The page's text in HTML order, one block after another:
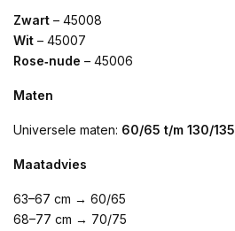
Zwart – 45008
Wit – 45007
Rose‑nude – 45006
Maten
Universele maten: 60/65 t/m 130/135
Maatadvies
63–67 cm → 60/65
68–77 cm → 70/75